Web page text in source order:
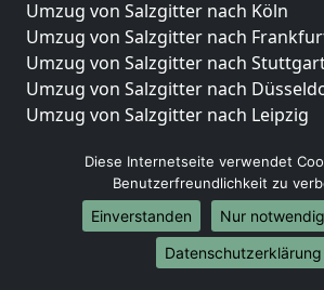
Umzug von Salzgitter nach Köln
Umzug von Salzgitter nach
Umzug von Salzgitter nach
Umzug von Salzgitter nach
Umzug von Salzgitter nach Leipzig
Umzug von Salzgitter nach Essen
Umzug von Salzgitter nach Bremen
Umzug von Salzgitter nach Dresden
Umzug von Salzgitter nach
Umzug von Salzgitter nach
Diese Internetseite verwendet
Benutzerfreundlichkeit zu
Einverstanden
Nur
Datenschutzerklärung